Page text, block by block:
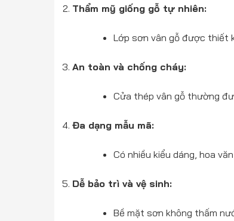
Thẩm mỹ giống gỗ tự nhiên:
Lớp sơn vân gỗ được thiết
An toàn và chống cháy:
Cửa thép vân gỗ thường
Đa dạng mẫu mã:
Có nhiều kiểu dáng, hoa
Dễ bảo trì và vệ sinh:
Bề mặt sơn không thấm